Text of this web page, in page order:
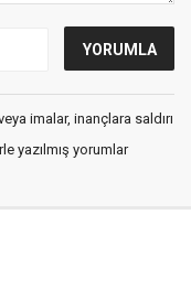
imalar, inançlara saldırı
yazılmış yorumlar